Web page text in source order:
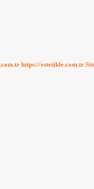
https://estetikle.com.tr